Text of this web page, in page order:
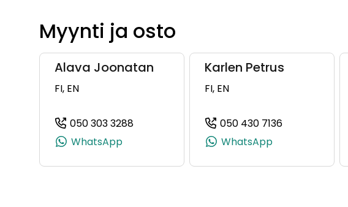
Myynti ja osto
Alava Joonatan
FI, EN
050 303 3288
(+358503033288, 0503033288, +358 50 303
WhatsApp
Karlen Petrus
FI, EN
050 430 7136
WhatsApp